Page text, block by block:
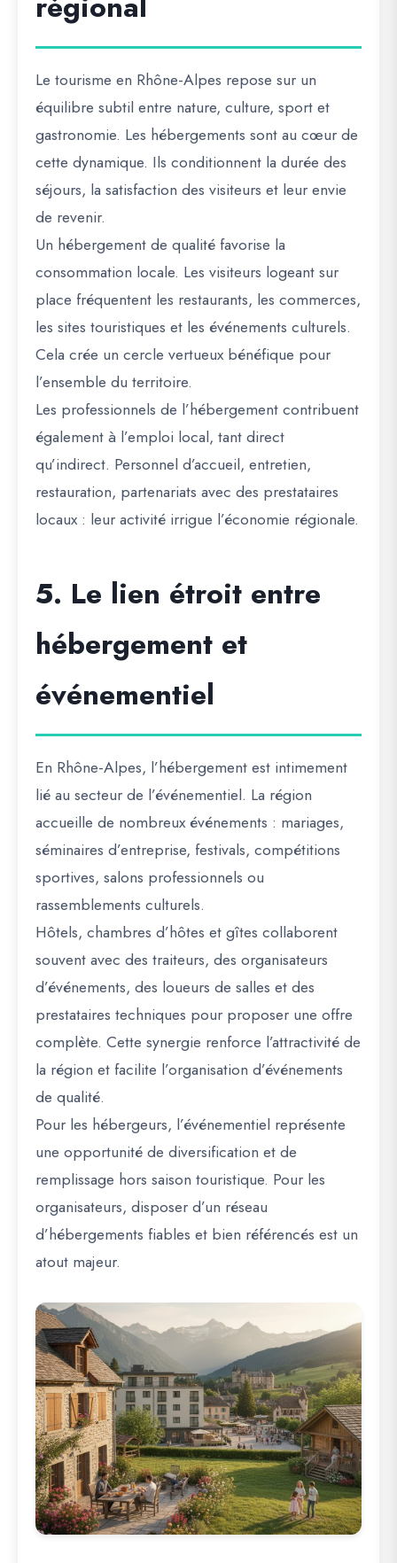
Le tourisme en Rhône-Alpes repose sur un
équilibre subtil entre nature, culture, sport et
gastronomie. Les hébergements sont au cœur de
cette dynamique. Ils conditionnent la durée des
séjours, la satisfaction des visiteurs et leur envie
de revenir.
Un hébergement de qualité favorise la
consommation locale. Les visiteurs logeant sur
place fréquentent les restaurants, les commerces,
les sites touristiques et les événements culturels.
Cela crée un cercle vertueux bénéfique pour
l’ensemble du territoire.
Les professionnels de l’hébergement contribuent
également à l’emploi local, tant direct
qu’indirect. Personnel d’accueil, entretien,
restauration, partenariats avec des prestataires
locaux : leur activité irrigue l’économie régionale.
5. Le lien étroit entre
hébergement et
événementiel
En Rhône-Alpes, l’hébergement est intimement
lié au secteur de l’événementiel. La région
accueille de nombreux événements : mariages,
séminaires d’entreprise, festivals, compétitions
sportives, salons professionnels ou
rassemblements culturels.
Hôtels, chambres d’hôtes et gîtes collaborent
souvent avec des traiteurs, des organisateurs
d’événements, des loueurs de salles et des
prestataires techniques pour proposer une offre
complète. Cette synergie renforce l’attractivité de
la région et facilite l’organisation d’événements
de qualité.
Pour les hébergeurs, l’événementiel représente
une opportunité de diversification et de
remplissage hors saison touristique. Pour les
organisateurs, disposer d’un réseau
d’hébergements fiables et bien référencés est un
atout majeur.